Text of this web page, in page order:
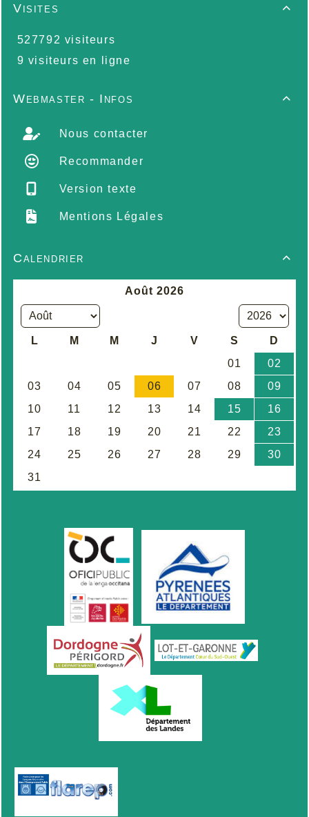

Visites
527792 visiteurs
9 visiteurs en ligne

Webmaster - Infos
Nous contacter
Recommander
Version texte
Mentions Légales

Calendrier